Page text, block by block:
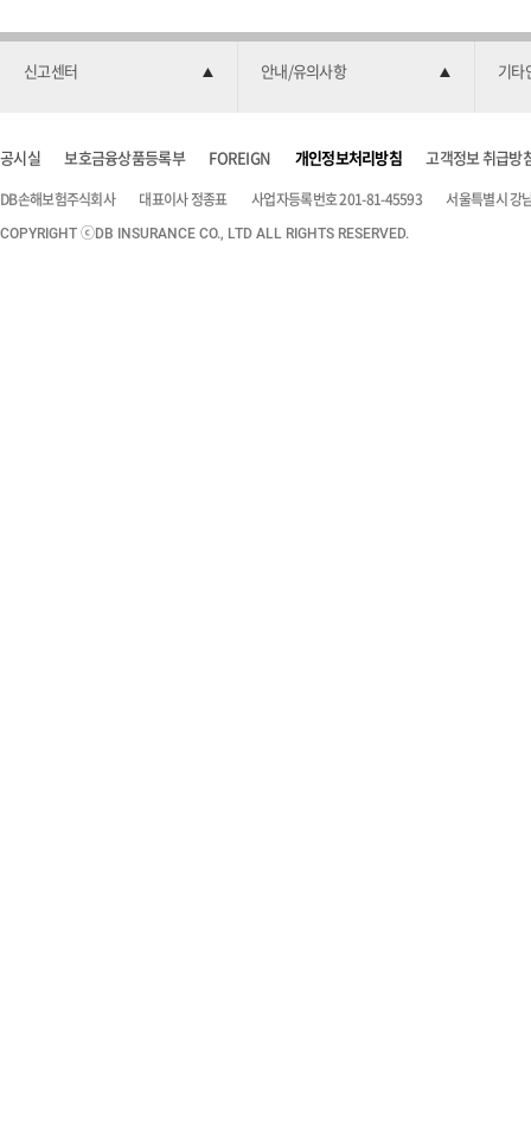
신고센터 안내/유의사항 기타
공시실 보호금융상품등록부 FOREIGN 개인정보처리방침 고객정보 취급방
DB손해보험주식회사 대표이사 정종표 사업자등록번호 201-81-45593 서울특별시 강
COPYRIGHT ⓒDB INSURANCE CO., LTD ALL RIGHTS RESERVED.